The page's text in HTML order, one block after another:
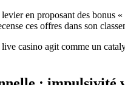
en proposant des bonus
ces offres dans son
casino agit comme un